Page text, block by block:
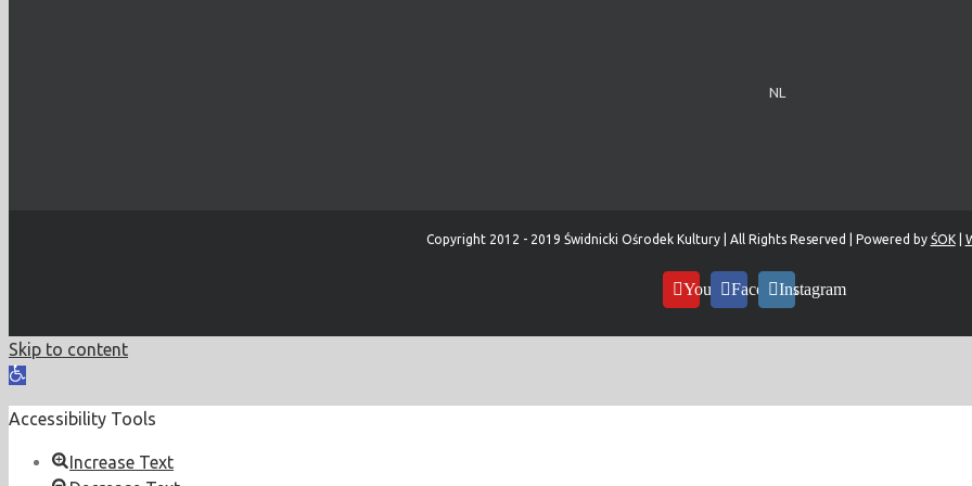
NL
Copyright 2012 - 2019 Świdnicki Ośrodek Kultury | All Rights Reserved | Powered by ŚOK|
YouTubeFacebookInstagram
Skip to content
Open
Accessibility Tools
Increase Text